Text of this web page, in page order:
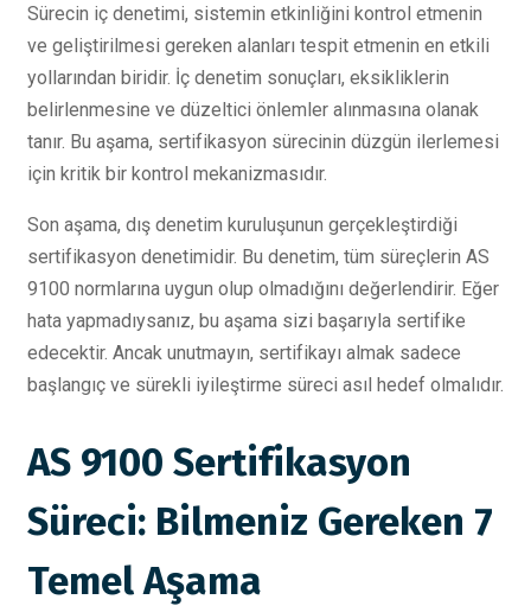
Sürecin iç denetimi, sistemin etkinliğini kontrol etmenin
ve geliştirilmesi gereken alanları tespit etmenin en etkili
yollarından biridir. İç denetim sonuçları, eksikliklerin
belirlenmesine ve düzeltici önlemler alınmasına olanak
tanır. Bu aşama, sertifikasyon sürecinin düzgün ilerlemesi
için kritik bir kontrol mekanizmasıdır.
Son aşama, dış denetim kuruluşunun gerçekleştirdiği
sertifikasyon denetimidir. Bu denetim, tüm süreçlerin AS
9100 normlarına uygun olup olmadığını değerlendirir. Eğer
hata yapmadıysanız, bu aşama sizi başarıyla sertifike
edecektir. Ancak unutmayın, sertifikayı almak sadece
başlangıç ve sürekli iyileştirme süreci asıl hedef olmalıdır.
AS 9100 Sertifikasyon
Süreci: Bilmeniz Gereken 7
Temel Aşama